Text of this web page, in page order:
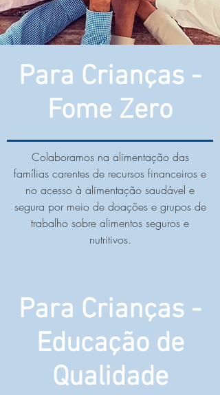
Para Crianças -
Fome Zero
Colaboramos na alimentação das
famílias carentes de recursos financeiros e
no acesso à alimentação saudável e
segura por meio de doações e grupos de
trabalho sobre alimentos seguros e
nutritivos.
Para Crianças -
Educação de
Qualidade